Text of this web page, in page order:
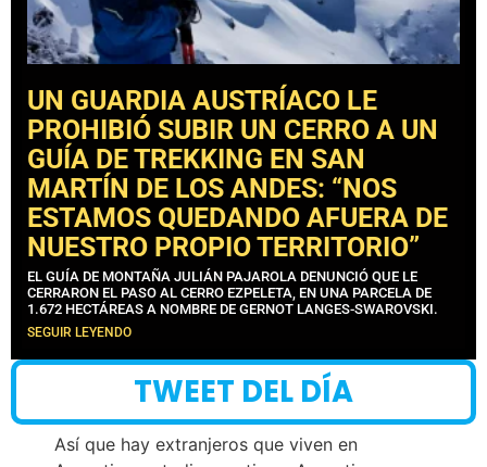
UN GUARDIA AUSTRÍACO LE
PROHIBIÓ SUBIR UN CERRO A UN
GUÍA DE TREKKING EN SAN
MARTÍN DE LOS ANDES: “NOS
ESTAMOS QUEDANDO AFUERA DE
NUESTRO PROPIO TERRITORIO”
EL GUÍA DE MONTAÑA JULIÁN PAJAROLA DENUNCIÓ QUE LE
CERRARON EL PASO AL CERRO EZPELETA, EN UNA PARCELA DE
1.672 HECTÁREAS A NOMBRE DE GERNOT LANGES-SWAROVSKI.
SEGUIR LEYENDO
TWEET DEL DÍA
Así que hay extranjeros que viven en